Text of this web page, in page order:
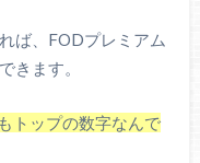
ば、FODプレミアム
きます。
トップの数字なんで